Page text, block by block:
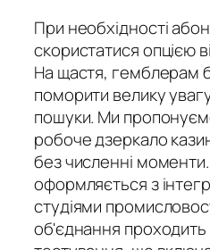
При необхідності
скористатися опцією
На щастя, гемблерам
поморити велику увагу
пошуки. Ми
робоче дзеркало
без численні моменти.
оформляється з
студіями
об'єднання